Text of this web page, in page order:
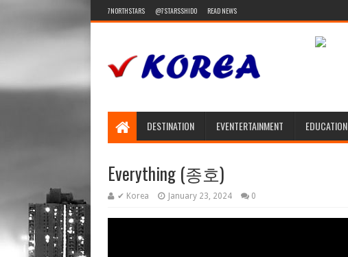
7NORTHSTARS @7STARSSHIDO READ NEWS
DESTINATION EVENTERTAINMENT EDUCATION
Everything (종호)
✔ Korea January 23, 2024 0